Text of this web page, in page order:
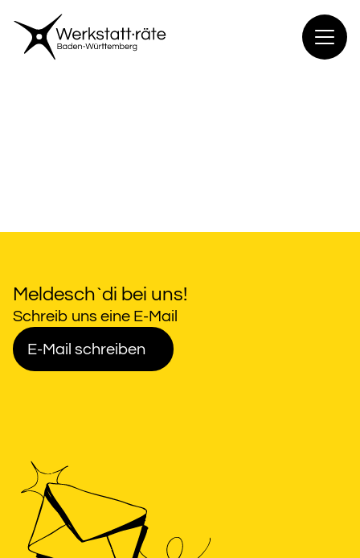
Inhalt
springen
Meldesch`di bei uns!
Schreib uns eine E-Mail
E-Mail schreiben